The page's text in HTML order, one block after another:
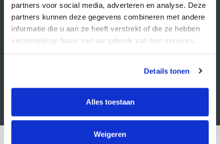
partners voor social media, adverteren en analyse. Deze
partners kunnen deze gegevens combineren met andere
informatie die u aan ze heeft verstrekt of die ze hebben
verzameld op basis van uw gebruik van hun services.
Details tonen
Alles toestaan
Weigeren
Privacy statement
Klacht indienen
Nieuwsbrief